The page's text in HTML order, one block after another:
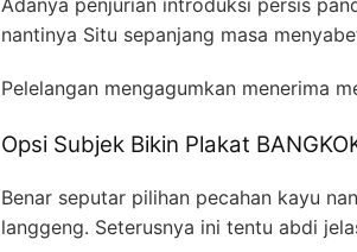
nantinya Situ sepanjang masa
Pelelangan mengagumkan menerima
Opsi Subjek Bikin Plakat
Benar seputar pilihan pecahan kayu
langgeng. Seterusnya ini tentu abdi